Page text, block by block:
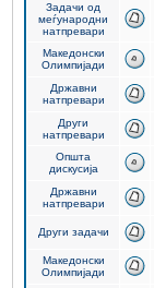
Задачи од
меѓународни
натпревари
Македонски
Олимпијади
Државни
натпревари
Други
натпревари
Општа
дискусија
Државни
натпревари
Други задачи
Македонски
Олимпијади